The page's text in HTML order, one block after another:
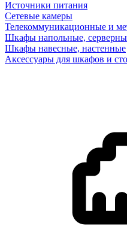
Источники питания
Сетевые камеры
Телекоммуникационные и
Шкафы напольные,
Шкафы навесные, настенные
Аксессуары для шкафов и